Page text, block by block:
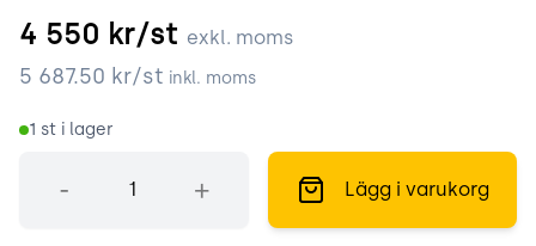
4 550 kr/st exkl. moms
5 687.50 kr/st inkl. moms
1 st i lager
- + Lägg i varukorg